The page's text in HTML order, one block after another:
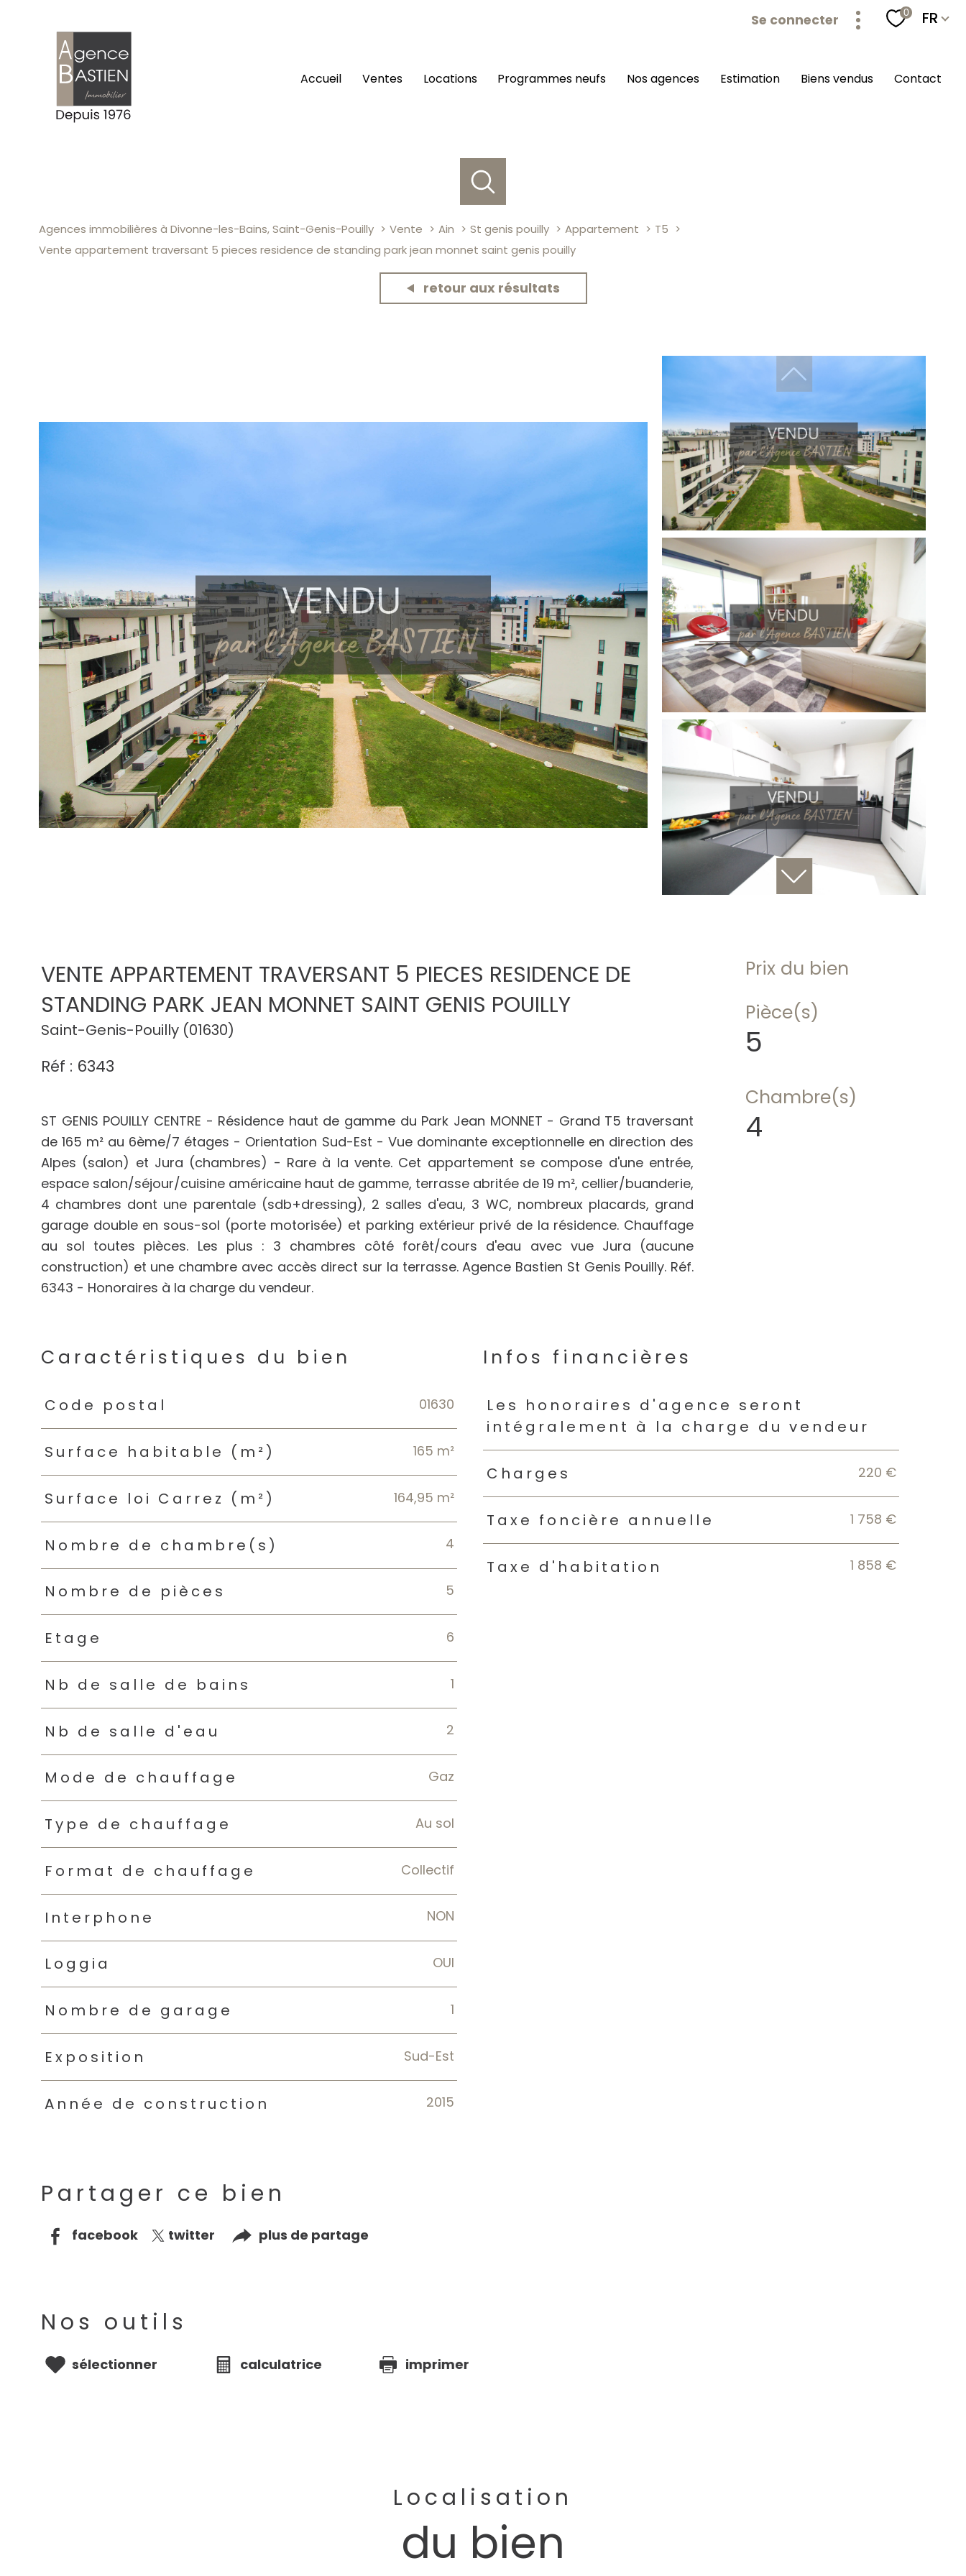
Se connecter 0 Langue
FR
accueil ventes locations programmes neufs nos agences estimation biens vendus contact
Agences immobilières à Divonne-les-Bains, Saint-Genis-Pouilly Vente Ain St genis pouilly Appartement
T5
Vente appartement traversant 5 pieces residence de standing park jean monnet saint genis pouilly
retour aux résultats
VENTE APPARTEMENT TRAVERSANT 5 PIECES RESIDENCE DE
STANDING PARK JEAN MONNET SAINT GENIS POUILLY
Saint-Genis-Pouilly (01630)
Réf : 6343
ST GENIS POUILLY CENTRE - Résidence haut de gamme du Park Jean MONNET - Grand T5 traversant
de 165 m² au 6ème/7 étages - Orientation Sud-Est - Vue dominante exceptionnelle en direction des
Alpes (salon) et Jura (chambres) - Rare à la vente. Cet appartement se compose d'une entrée,
espace salon/séjour/cuisine américaine haut de gamme, terrasse abritée de 19 m², cellier/buanderie,
4 chambres dont une parentale (sdb+dressing), 2 salles d'eau, 3 WC, nombreux placards, grand
garage double en sous-sol (porte motorisée) et parking extérieur privé de la résidence. Chauffage
au sol toutes pièces. Les plus : 3 chambres côté forêt/cours d'eau avec vue Jura (aucune
construction) et une chambre avec accès direct sur la terrasse. Agence Bastien St Genis Pouilly. Réf.
6343 - Honoraires à la charge du vendeur.
Prix du bien
Pièce(s)
5
Chambre(s)
4
Caractéristiques du bien
Caractéristiques Valeurs
Code postal 01630
Surface habitable (m²) 165 m²
Surface loi Carrez (m²) 164,95 m²
Nombre de chambre(s) 4
Nombre de pièces 5
Etage 6
Nb de salle de bains 1
Nb de salle d'eau 2
Mode de chauffage Gaz
Type de chauffage Au sol
Format de chauffage Collectif
Interphone NON
Loggia OUI
Nombre de garage 1
Exposition Sud-Est
Année de construction 2015
Infos financières
Caractéristiques Valeurs
Les honoraires d'agence seront
intégralement à la charge du vendeur
Charges 220 €
Taxe foncière annuelle 1 758 €
Taxe d'habitation 1 858 €
Partager ce bien
facebook twitter plus de partage
Nos outils
sélectionner calculatrice imprimer
Localisation
du bien